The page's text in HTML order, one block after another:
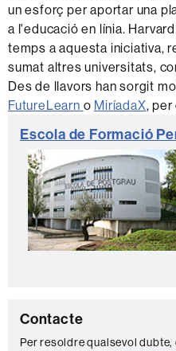
un esforç per aportar una
a l'educació en línia.
temps a aquesta iniciativa,
sumat altres universitats,
Des de llavors han sorgit
FutureLearn o MiríadaX,
Informació
complementària
C
o
n
a
c
Escola de Formació
C
o
Contacte
Per resoldre qualsevol